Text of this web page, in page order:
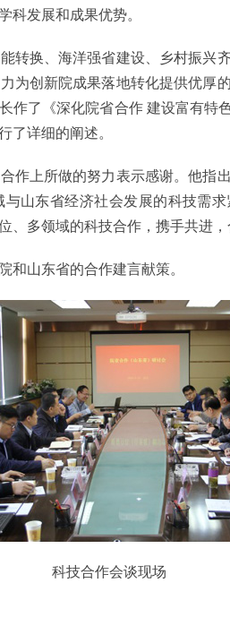
科发展和成果优势。
换、海洋强省建设、乡村振兴齐
为创新院成果落地转化提供优厚
作了《深化院省合作 建设富有特
了详细的阐述。
上所做的努力表示感谢。他指
山东省经济社会发展的科技需
多领域的科技合作，携手共进，
山东省的合作建言献策。
科技合作会谈现场